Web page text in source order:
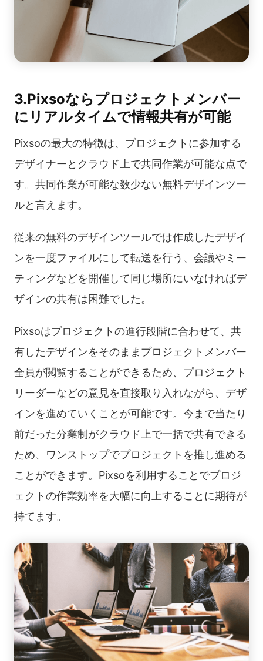
3.Pixsoならプロジェクトメンバー
にリアルタイムで情報共有が可能
Pixsoの最大の特徴は、プロジェクトに参加する
デザイナーとクラウド上で共同作業が可能な点で
す。共同作業が可能な数少ない無料デザインツー
ルと言えます。
従来の無料のデザインツールでは作成したデザイ
ンを一度ファイルにして転送を行う、会議やミー
ティングなどを開催して同じ場所にいなければデ
ザインの共有は困難でした。
Pixsoはプロジェクトの進行段階に合わせて、共
有したデザインをそのままプロジェクトメンバー
全員が閲覧することができるため、プロジェクト
リーダーなどの意見を直接取り入れながら、デザ
インを進めていくことが可能です。今まで当たり
前だった分業制がクラウド上で一括で共有できる
ため、ワンストップでプロジェクトを推し進める
ことができます。Pixsoを利用することでプロジ
ェクトの作業効率を大幅に向上することに期待が
持てます。